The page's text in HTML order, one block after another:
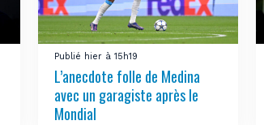
Publié hier à 15h19
L’anecdote folle de Medina
avec un garagiste après le
Mondial